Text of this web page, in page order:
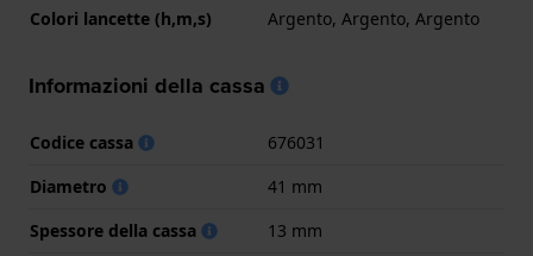
Colori lancette (h,m,s)
Argento, Argento, Argento
Informazioni della cassa
Codice cassa
676031
Diametro
41 mm
Spessore della cassa
13 mm